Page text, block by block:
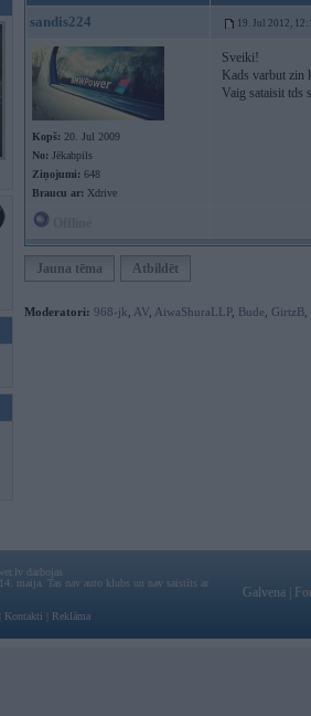
sandis224 19. Jul 2012,
Kopš: 20. Jul 2009
No: Jēkabpils
Ziņojumi: 648
Braucu ar: Xdrive
Sveiki!
Kads varbut zin
Vaig sataisit tds
Jauna tēma Atbildēt
Moderatori: 968-jk AV AiwaShuraLLP, Bude GirtzB
darbojas
maija. Tas nav auto klubs un nav saistīts ar
Kontakti Reklāma
Galvena